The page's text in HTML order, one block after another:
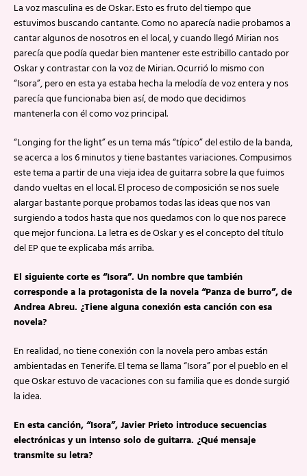
La voz masculina es de Oskar. Esto es fruto del tiempo que
estuvimos buscando cantante. Como no aparecía nadie probamos a
cantar algunos de nosotros en el local, y cuando llegó Mirian nos
parecía que podía quedar bien mantener este estribillo cantado por
Oskar y contrastar con la voz de Mirian. Ocurrió lo mismo con
“Isora”, pero en esta ya estaba hecha la melodía de voz entera y nos
parecía que funcionaba bien así, de modo que decidimos
mantenerla con él como voz principal.
“Longing for the light” es un tema más “típico” del estilo de la banda,
se acerca a los 6 minutos y tiene bastantes variaciones. Compusimos
este tema a partir de una vieja idea de guitarra sobre la que fuimos
dando vueltas en el local. El proceso de composición se nos suele
alargar bastante porque probamos todas las ideas que nos van
surgiendo a todos hasta que nos quedamos con lo que nos parece
que mejor funciona. La letra es de Oskar y es el concepto del título
del EP que te explicaba más arriba.
El siguiente corte es “Isora”. Un nombre que también
corresponde a la protagonista de la novela “Panza de burro”, de
Andrea Abreu. ¿Tiene alguna conexión esta canción con esa
novela?
En realidad, no tiene conexión con la novela pero ambas están
ambientadas en Tenerife. El tema se llama “Isora” por el pueblo en el
que Oskar estuvo de vacaciones con su familia que es donde surgió
la idea.
En esta canción, “Isora”, Javier Prieto introduce secuencias
electrónicas y un intenso solo de guitarra. ¿Qué mensaje
transmite su letra?